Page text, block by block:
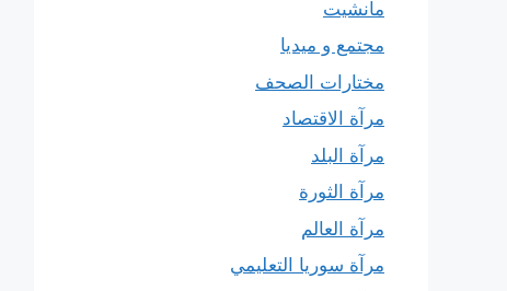
مانشيت
مجتمع و ميديا
مختارات الصحف
مرآة الاقتصاد
مرآة البلد
مرآة الثورة
مرآة العالم
مرآة سوريا التعليمي